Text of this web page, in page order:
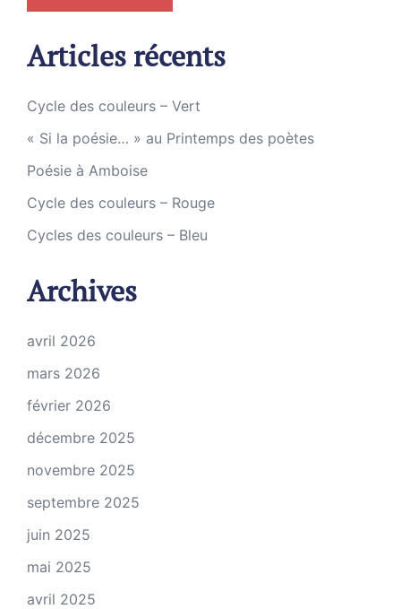
Articles récents
Cycle des couleurs – Vert
« Si la poésie… » au Printemps des poètes
Poésie à Amboise
Cycle des couleurs – Rouge
Cycles des couleurs – Bleu
Archives
avril 2026
mars 2026
février 2026
décembre 2025
novembre 2025
septembre 2025
juin 2025
mai 2025
avril 2025